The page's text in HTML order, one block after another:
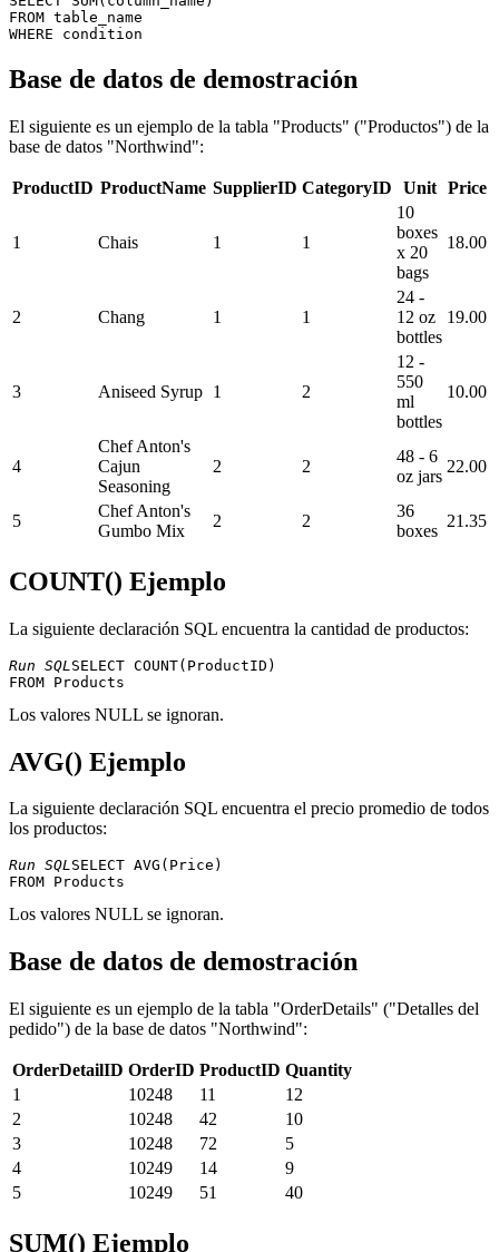
FROM table_name
Base de datos de demostración
El siguiente es un ejemplo de la tabla "Products" ("Productos") de la
base de datos "Northwind":
ProductID ProductName SupplierID CategoryID Unit Price
1 Chais 1 1
10
boxes
x 20
bags
18.00
2 Chang 1 1
24 -
12 oz
bottles
19.00
3 Aniseed Syrup 1 2
12 -
550
ml
bottles
10.00
4
Chef Anton's
Cajun
Seasoning
2 2
48 - 6
oz jars
22.00
5
Chef Anton's
Gumbo Mix
2 2
36
boxes
21.35
COUNT() Ejemplo
La siguiente declaración SQL encuentra la cantidad de productos:
Run SQL SELECT COUNT(ProductID)
Los valores NULL se ignoran.
AVG() Ejemplo
La siguiente declaración SQL encuentra el precio promedio de todos
los productos:
Run SQLSELECT AVG(Price)
Los valores NULL se ignoran.
Base de datos de demostración
El siguiente es un ejemplo de la tabla "OrderDetails" ("Detalles del
pedido") de la base de datos "Northwind":
OrderDetailID OrderID ProductID Quantity
1
10248 11
12
2
10248 42
10
3
10248 72
5
4
10249 14
9
5
10249 51 40
SUM() Ejemplo